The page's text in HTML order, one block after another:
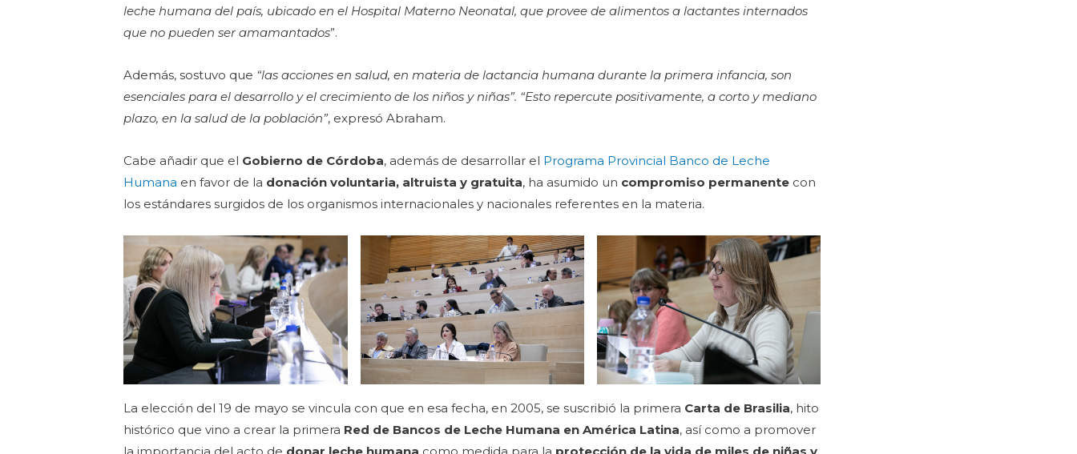
leche humana del país, ubicado en el Hospital Materno Neonatal, que provee de alimentos a lactantes internados
que no pueden ser amamantados”.
Además, sostuvo que “las acciones en salud, en materia de lactancia humana durante la primera infancia, son
esenciales para el desarrollo y el crecimiento de los niños y niñas”. “Esto repercute positivamente, a corto y mediano
plazo, en la salud de la población”, expresó Abraham.
Cabe añadir que el Gobierno de Córdoba, además de desarrollar el Programa Provincial Banco de Leche
Humana en favor de la donación voluntaria, altruista y gratuita, ha asumido un compromiso permanente con
los estándares surgidos de los organismos internacionales y nacionales referentes en la materia.
La elección del 19 de mayo se vincula con que en esa fecha, en 2005, se suscribió la primera Carta de Brasilia, hito
histórico que vino a crear la primera Red de Bancos de Leche Humana en América Latina, así como a promover